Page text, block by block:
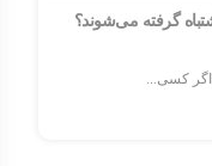
گرفته می‌شوند؟
کسی...